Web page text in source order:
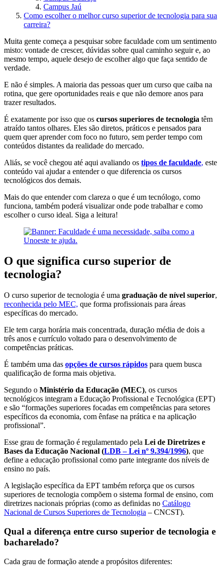
Campus Jaú
Como escolher o melhor curso superior de tecnologia para sua
carreira?
Muita gente começa a pesquisar sobre faculdade com um sentimento
misto: vontade de crescer, dúvidas sobre qual caminho seguir e, ao
mesmo tempo, aquele desejo de escolher algo que faça sentido de
verdade.
E não é simples. A maioria das pessoas quer um curso que caiba na
rotina, que gere oportunidades reais e que não demore anos para
trazer resultados.
É exatamente por isso que os cursos superiores de tecnologia têm
atraído tantos olhares. Eles são diretos, práticos e pensados para
quem quer aprender com foco no futuro, sem perder tempo com
conteúdos distantes da realidade do mercado.
Aliás, se você chegou até aqui avaliando os tipos de faculdade, este
conteúdo vai ajudar a entender o que diferencia os cursos
tecnológicos dos demais.
Mais do que entender com clareza o que é um tecnólogo, como
funciona, também poderá visualizar onde pode trabalhar e como
escolher o curso ideal. Siga a leitura!
O que significa curso superior de
tecnologia?
O curso superior de tecnologia é uma graduação de nível superior,
reconhecida pelo MEC, que forma profissionais para áreas
específicas do mercado.
Ele tem carga horária mais concentrada, duração média de dois a
três anos e currículo voltado para o desenvolvimento de
competências práticas.
É também uma das opções de cursos rápidos para quem busca
qualificação de forma mais objetiva.
Segundo o Ministério da Educação (MEC), os cursos
tecnológicos integram a Educação Profissional e Tecnológica (EPT)
e são “formações superiores focadas em competências para setores
específicos da economia, com ênfase na prática e na aplicação
profissional”.
Esse grau de formação é regulamentado pela Lei de Diretrizes e
Bases da Educação Nacional (LDB – Lei nº 9.394/1996), que
define a educação profissional como parte integrante dos níveis de
ensino no país.
A legislação específica da EPT também reforça que os cursos
superiores de tecnologia compõem o sistema formal de ensino, com
diretrizes nacionais próprias (como as definidas no Catálogo
Nacional de Cursos Superiores de Tecnologia – CNCST).
Qual a diferença entre curso superior de tecnologia e
bacharelado?
Cada grau de formação atende a propósitos diferentes: